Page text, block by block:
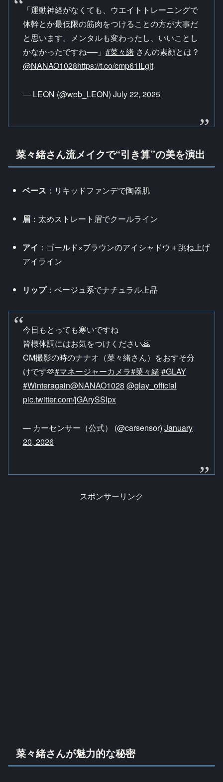
「運動神経がなくても、ウエイトトレーニングで
体幹とか最低限の筋肉をつけることの方が大事だ
と思います。メンタルも変わったし、いいことし
かなかったですね──」 #菜々緒さんの素顔とは？
@NANAO1028https://t.co/cmp61ILgjt
— LEON (@web_LEON) July 22, 2025
菜々緒さん流メイクで“引き算”の美を演出
ベース ：リキッドファンデで陶器肌
眉 ：太めストレート眉でクールライン
アイ ：ゴールド×ブラウンのアイシャドウ＋跳ね上げ
アイライン
リップ：ベージュ系でナチュラル上品
今日もとっても寒いですね​
皆様体調にはお気をつけください🙇​
CM撮影の時のナナオ（菜々緒さん）をおすそ分
けです🫶​#マネージャーカメラ#菜々緒​​#GLAY
#Winteragain@NANAO1028 @glay_official
pic.twitter.com/jGArySSlpx
— カーセンサー（公式） (@carsensor) January
20, 2026
スポンサーリンク
菜々緒さんが魅力的な秘密